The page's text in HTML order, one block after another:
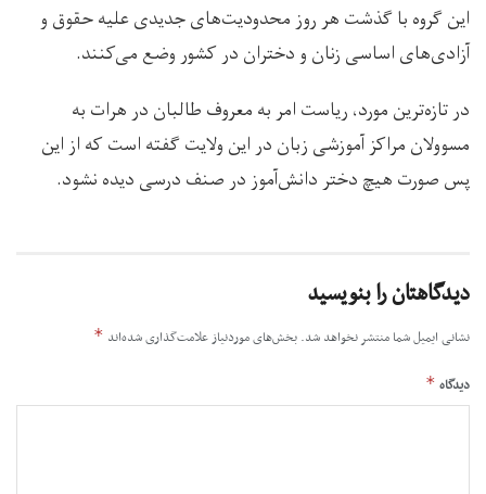
این گروه با گذشت هر روز محدودیت‌های جدیدی علیه حقوق و
آزادی‌های اساسی زنان و دختران در کشور وضع می‌کنند.
در تازه‌ترین مورد، ریاست امر به معروف طالبان در هرات به
مسوولان مراکز آموزشی زبان در این ولایت گفته است که از این
پس صورت هیچ دختر دانش‌آموز در صنف درسی دیده نشود.
دیدگاهتان را بنویسید
نشانی ایمیل شما منتشر نخواهد شد. بخش‌های موردنیاز علامت‌گذاری شده‌اند *
دیدگاه *